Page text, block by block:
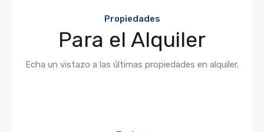
Propiedades
Para el Alquiler
Echa un vistazo a las últimas propiedades en alquiler.